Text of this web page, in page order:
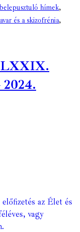
hímek,
és a skizofrénia,
LXXIX.
2024.
az Élet és
vagy